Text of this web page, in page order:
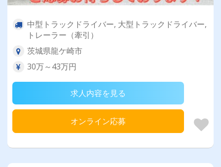
中型トラックドライバー, 大型トラックドライバー,
トレーラー（牽引）
茨城県龍ケ崎市
30万～43万円
求人内容を見る
オンライン応募